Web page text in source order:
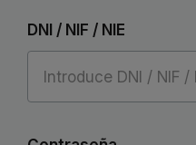
DNI / NIF / NIE